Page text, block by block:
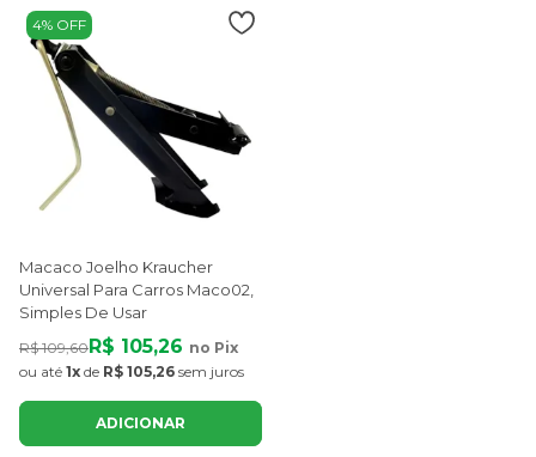
4% OFF
Macaco Joelho Kraucher
Universal Para Carros Maco02,
Simples De Usar
R$ 109,60R$ 105,26 no Pix
ou até 1x de R$ 105,26 sem juros
ADICIONAR